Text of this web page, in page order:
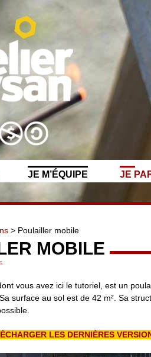
JE M’ÉQUIPE JE
> Poulailler mobile
MOBILE
vous avez ici le tutoriel, est un
surface au sol est de 42 m². Sa
LES DERNIÈRES